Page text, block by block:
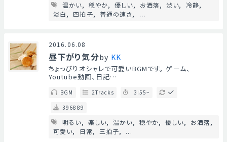
温かい 穏やか 優しい お洒落 渋い
冷静
淡白
四拍子 普通の速さ ...
2016.06.08
昼下がり気分by KK
ちょっぴりオシャレで可愛いBGMです。 ゲーム、
Youtube動画、日記…
BGM 2Tracks
3:55~
396889
明るい 楽しい 温かい 穏やか 優しい
お洒落
可愛い
日常 三拍子 ...